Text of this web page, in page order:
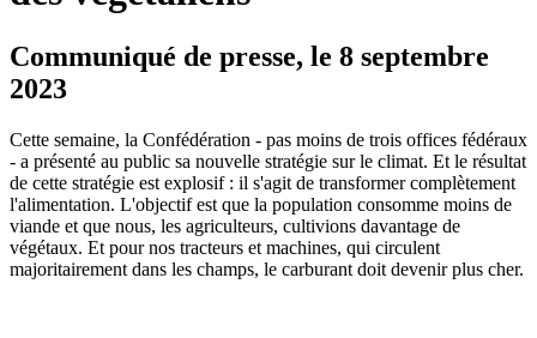
Communiqué de presse, le 8 septembre
2023
Cette semaine, la Confédération - pas moins de trois offices fédéraux
- a présenté au public sa nouvelle stratégie sur le climat. Et le résultat
de cette stratégie est explosif : il s'agit de transformer complètement
l'alimentation. L'objectif est que la population consomme moins de
viande et que nous, les agriculteurs, cultivions davantage de
végétaux. Et pour nos tracteurs et machines, qui circulent
majoritairement dans les champs, le carburant doit devenir plus cher.